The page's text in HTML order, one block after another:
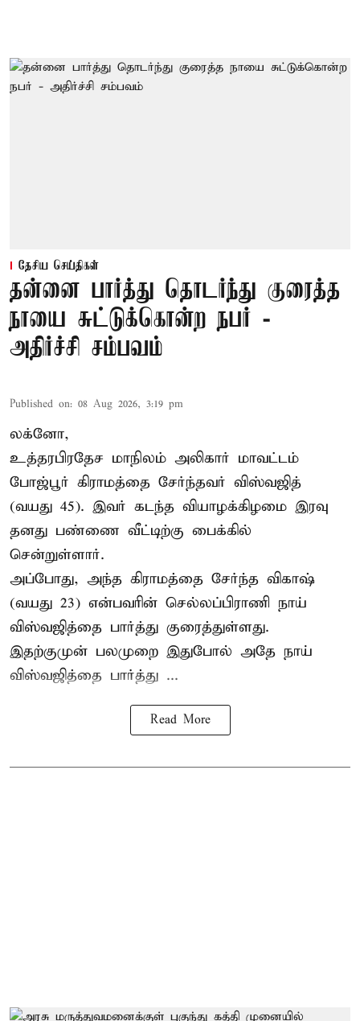
தேசிய செய்திகள்
தன்னை பார்த்து தொடர்ந்து குரைத்த
நாயை சுட்டுக்கொன்ற நபர் -
அதிர்ச்சி சம்பவம்
Published on: 08 Aug 2026, 3:19 pm
லக்னோ,
உத்தரபிரதேச மாநிலம் அலிகார் மாவட்டம்
போஜ்பூர் கிராமத்தை சேர்ந்தவர் விஸ்வஜித்
(வயது 45). இவர் கடந்த வியாழக்கிழமை இரவு
தனது பண்ணை வீட்டிற்கு பைக்கில்
சென்றுள்ளார்.
அப்போது, அந்த கிராமத்தை சேர்ந்த விகாஷ்
(வயது 23) என்பவரின் செல்லப்பிராணி நாய்
விஸ்வஜித்தை பார்த்து குரைத்துள்ளது.
இதற்குமுன் பலமுறை இதுபோல் அதே நாய்
விஸ்வஜித்தை பார்த்து ...
Read More